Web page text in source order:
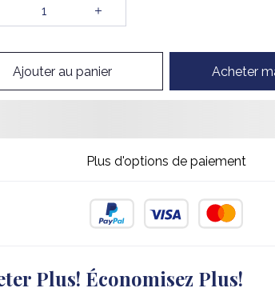
Ajouter au panier Acheter
Plus d'options de paiement
Plus! Économisez Plus!